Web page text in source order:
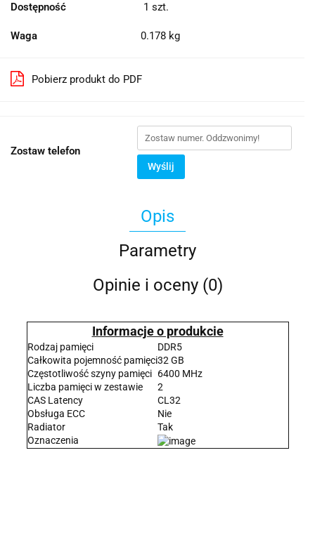
Dostępność 1 szt.
Waga 0.178 kg
Pobierz produkt do PDF
Zostaw telefon
Wyślij
Opis
Parametry
Opinie i oceny (0)
Informacje o produkcie
Rodzaj pamięci
DDR5
Całkowita pojemność pamięci32 GB
Częstotliwość szyny pamięci 6400 MHz
Liczba pamięci w zestawie
2
CAS Latency
CL32
Obsługa ECC
Nie
Radiator
Tak
Oznaczenia